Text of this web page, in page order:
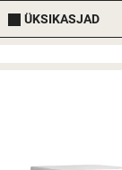
ÜKSIKASJAD